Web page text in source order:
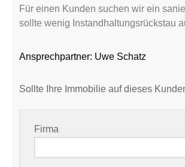
Für einen Kunden suchen wir ein
sollte wenig Instandhaltungsrückstau
Ansprechpartner: Uwe Schatz
Sollte Ihre Immobilie auf dieses
Firma